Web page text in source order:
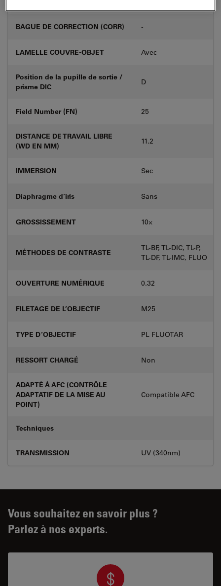
BAGUE DE CORRECTION (CORR) -
LAMELLE COUVRE-OBJET Avec
Position de la pupille de sortie /
prisme DIC
D
Field Number (FN) 25
DISTANCE DE TRAVAIL LIBRE
(WD EN MM)
11.2
IMMERSION Sec
Diaphragme d’iris Sans
GROSSISSEMENT 10⨉
MÉTHODES DE CONTRASTE
TL-BF, TL-DIC, TL-P,
TL-DF, TL-IMC, FLUO
OUVERTURE NUMÉRIQUE 0.32
FILETAGE DE L’OBJECTIF M25
TYPE D’OBJECTIF PL FLUOTAR
RESSORT CHARGÉ Non
ADAPTÉ À AFC (CONTRÔLE
ADAPTATIF DE LA MISE AU
POINT)
Compatible AFC
Techniques
TRANSMISSION UV (340nm)
Vous souhaitez en savoir plus ?
Parlez à nos experts.